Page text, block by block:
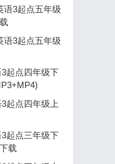
语3起点五年级
语3起点五年级
起点四年级下
起点四年级上
起点三年级下
载